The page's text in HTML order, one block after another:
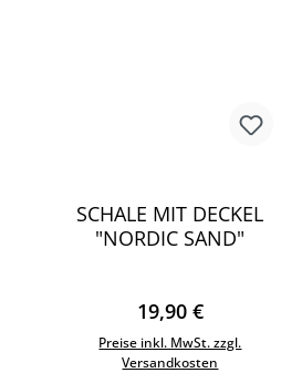
SCHALE MIT DECKEL
"NORDIC SAND"
Regulärer Preis:
19,90 €
Preise inkl. MwSt. zzgl.
Versandkosten